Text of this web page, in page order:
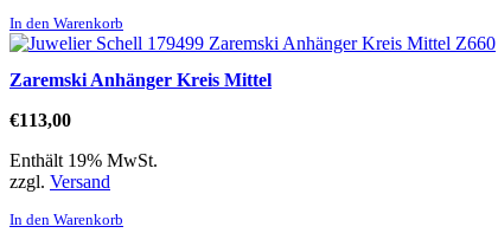
In den Warenkorb
Zaremski Anhänger Kreis Mittel
€113,00
Enthält 19% MwSt.
zzgl. Versand
In den Warenkorb